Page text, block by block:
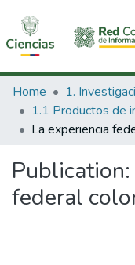
Communities &
All of DSpace
Home
Publication:
federal